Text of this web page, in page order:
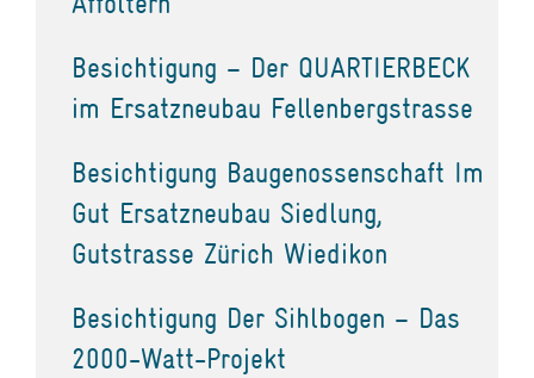
Besichtigung – Der QUARTIERBECK
im Ersatzneubau Fellenbergstrasse
Besichtigung Baugenossenschaft Im
Gut Ersatzneubau Siedlung,
Gutstrasse Zürich Wiedikon
Besichtigung Der Sihlbogen – Das
2000-Watt-Projekt